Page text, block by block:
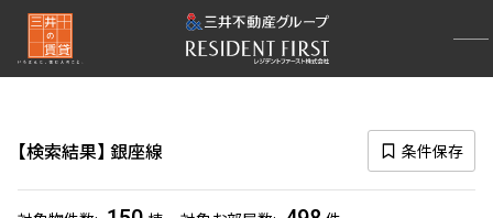
検索結果 銀座線 条件保存
再検索ナビゲーション
選択中の路線
銀座線
(498)